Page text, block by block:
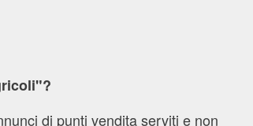
di punti vendita serviti e non